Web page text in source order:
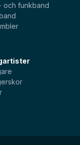
och funkband